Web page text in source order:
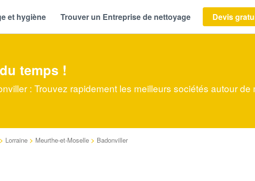
et hygiène Trouver un Entreprise de nettoyage Devis
temps !
: Trouvez rapidement les meilleurs sociétés autour de
> Lorraine > Meurthe-et-Moselle > Badonviller